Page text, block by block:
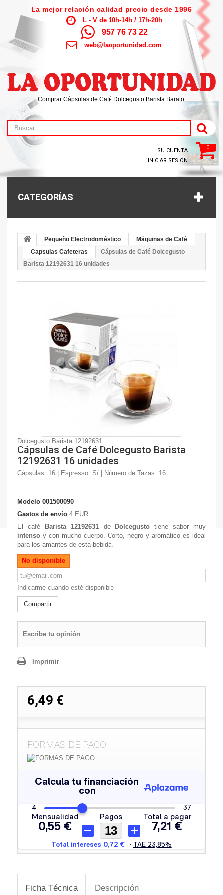
La mejor relación calidad precio desde 1996
L - V de 10h-14h / 17h-20h
957 76 73 22
web@laoportunidad.com
Comprar Cápsulas de Café Dolcegusto Barista Barato.
0
SU CUENTA
INICIAR SESIÓN
CATEGORÍAS
Pequeño Electrodoméstico
Máquinas de Café
Capsulas Cafeteras
Cápsulas de Café Dolcegusto
Barista 12192631 16 unidades
Dolcegusto Barista 12192631
Cápsulas de Café Dolcegusto Barista
12192631 16 unidades
Cápsulas: 16 | Espresso: Sí | Número de Tazas: 16
Modelo 001500090
Gastos de envío 4 EUR
El café
Barista 12192631 de Dolcegusto tiene sabor muy
intenso y con mucho cuerpo. Corto, negro y aromático es ideal
para los amantes de esta bebida.
No disponible
Indicarme cuando esté disponible
Compartir
Escribe tu opinión
Imprimir
6,49 €
FORMAS DE PAGO
Ficha Técnica Descripción